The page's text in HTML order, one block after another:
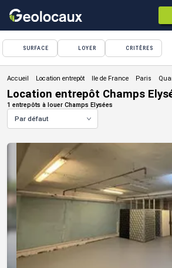
SURFACE LOYER CRITÈRES
Location entrepôt
Location entrepôt Champs
1 entrepôts à louer Champs Elysées
Par défaut